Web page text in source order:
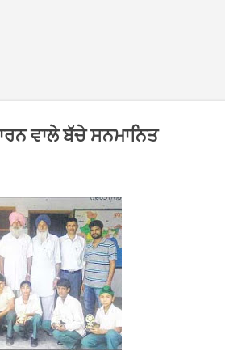
ਵਾਲੇ ਬੱਚੇ ਸਨਮਾਨਿਤ